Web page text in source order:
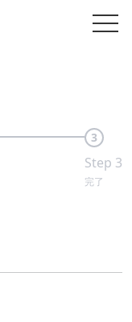
3
Step 3
完了